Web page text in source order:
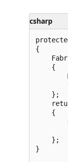
csharp
{
    {
    };
    {
    };
}